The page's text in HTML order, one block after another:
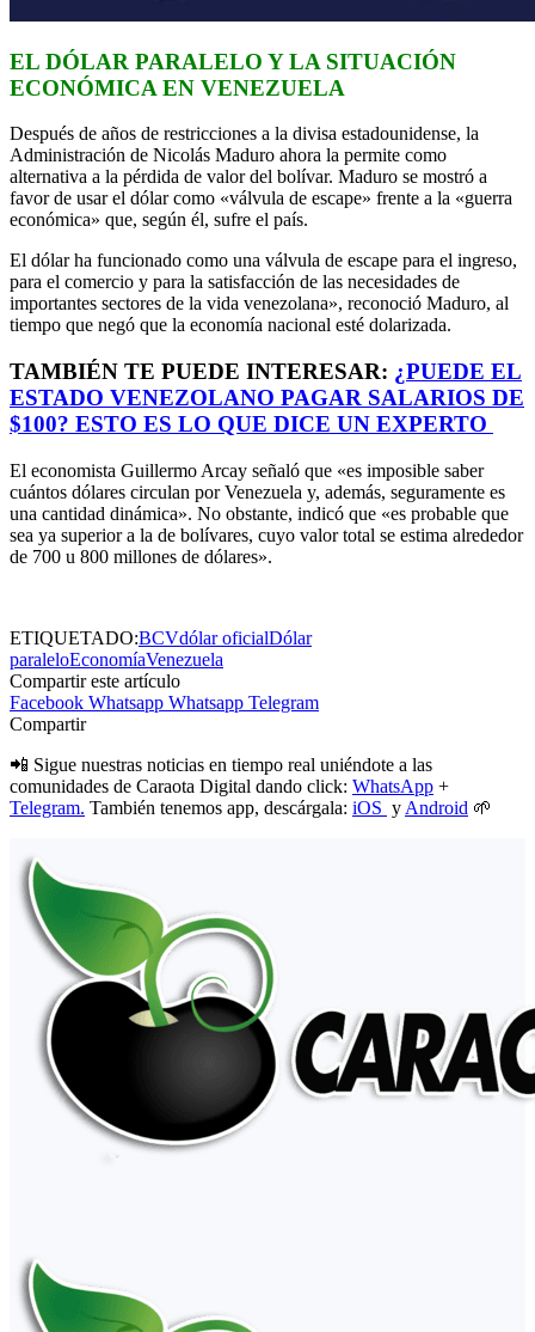
EL DÓLAR PARALELO Y LA SITUACIÓN
ECONÓMICA EN VENEZUELA
Después de años de restricciones a la divisa estadounidense, la
Administración de Nicolás Maduro ahora la permite como
alternativa a la pérdida de valor del bolívar. Maduro se mostró a
favor de usar el dólar como «válvula de escape» frente a la «guerra
económica» que, según él, sufre el país.
El dólar ha funcionado como una válvula de escape para el ingreso,
para el comercio y para la satisfacción de las necesidades de
importantes sectores de la vida venezolana», reconoció Maduro, al
tiempo que negó que la economía nacional esté dolarizada.
TAMBIÉN TE PUEDE INTERESAR: ¿PUEDE EL
ESTADO VENEZOLANO PAGAR SALARIOS DE
$100? ESTO ES LO QUE DICE UN EXPERTO
El economista Guillermo Arcay señaló que «es imposible saber
cuántos dólares circulan por Venezuela y, además, seguramente es
una cantidad dinámica». No obstante, indicó que «es probable que
sea ya superior a la de bolívares, cuyo valor total se estima alrededor
de 700 u 800 millones de dólares».
ETIQUETADO:BCVdólar oficialDólar
paraleloEconomíaVenezuela
Compartir este artículo
Facebook Whatsapp Whatsapp Telegram
Compartir
📲 Sigue nuestras noticias en tiempo real uniéndote a las
comunidades de Caraota Digital dando click: WhatsApp +
Telegram. También tenemos app, descárgala: iOS y Android 🌱